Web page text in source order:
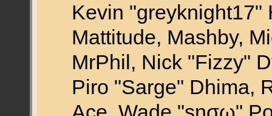
Kevin "greyknight17"
Mattitude, Mashby,
MrPhil, Nick "Fizzy"
Piro "Sarge" Dhima,